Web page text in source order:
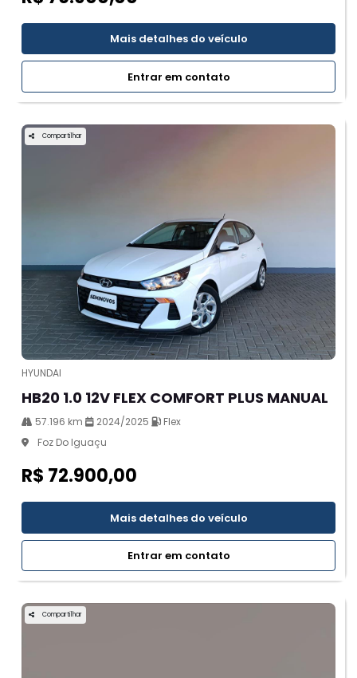
Mais detalhes do veículo
Entrar em contato
Compartilhar
HYUNDAI
HB20 1.0 12V FLEX COMFORT PLUS MANUAL
57.196 km 2024/2025
Flex
Foz Do Iguaçu
R$ 72.900,00
Mais detalhes do veículo
Entrar em contato
Compartilhar